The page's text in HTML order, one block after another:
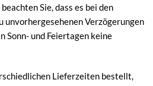
Sie, dass es bei den
unvorhergesehenen Verzögerungen
Sonn- und Feiertagen keine
Lieferzeiten bestellt,